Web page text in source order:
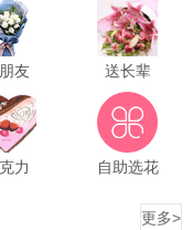
友 送长辈
力 自助选花
更多>